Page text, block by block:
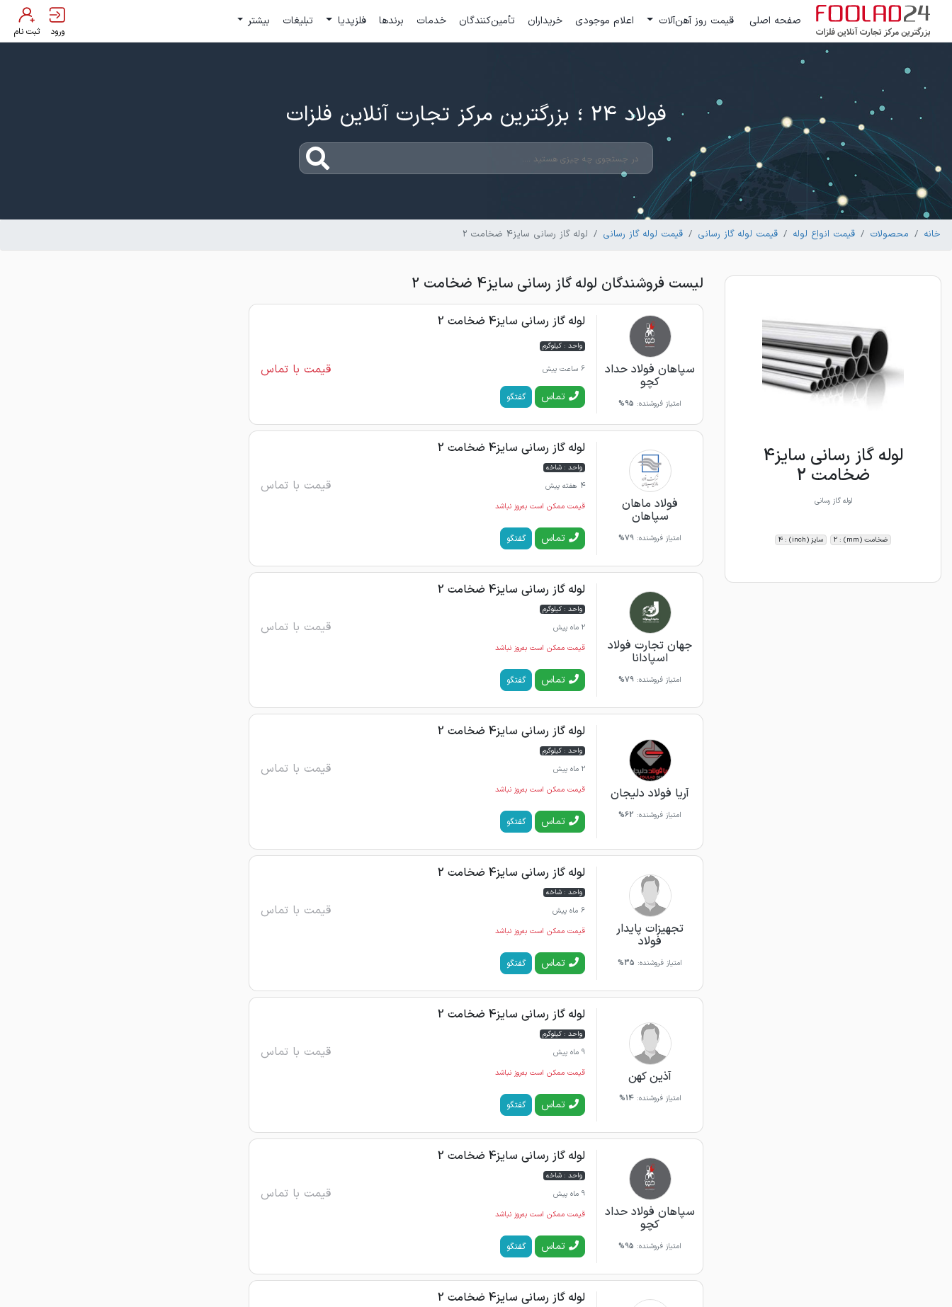
صفحه اصلی قیمت روز آهن‌آلات اعلام موجودی خریداران تأمین‌کنندگان خدمات برندها فلزپدیا تبلیغات بیشتر
ورود ثبت نام
فولاد 24 ؛ بزرگترین مرکز تجارت آنلاین فلزات
خانه محصولات قیمت انواع لوله قیمت لوله گاز رسانی قیمت لوله گاز رسانی لوله گاز رسانی سایز4 ضخامت 2
لوله گاز رسانی سایز4
ضخامت 2
لوله گاز رسانی
ضخامت (mm) : 2 سایز (inch) : 4
لیست فروشندگان لوله گاز رسانی سایز4 ضخامت 2
سپاهان فولاد حداد
کچو
امتیاز فروشنده: 95%
لوله گاز رسانی سایز4 ضخامت 2
واحد : کیلوگرم
6 ساعت پیش قیمت با تماس
تماس گفتگو
فولاد ماهان
سپاهان
امتیاز فروشنده: 79%
لوله گاز رسانی سایز4 ضخامت 2
واحد : شاخه
4 هفته پیش
قیمت با تماس
قیمت ممکن است به‌روز نباشد
تماس گفتگو
جهان تجارت فولاد
اسپادانا
امتیاز فروشنده: 79%
لوله گاز رسانی سایز4 ضخامت 2
واحد : کیلوگرم
2 ماه پیش
قیمت با تماس
قیمت ممکن است به‌روز نباشد
تماس گفتگو
آریا فولاد دلیجان
امتیاز فروشنده: 62%
لوله گاز رسانی سایز4 ضخامت 2
واحد : کیلوگرم
2 ماه پیش
قیمت با تماس
قیمت ممکن است به‌روز نباشد
تماس گفتگو
تجهیزات پایدار
فولاد
امتیاز فروشنده: 35%
لوله گاز رسانی سایز4 ضخامت 2
واحد : شاخه
6 ماه پیش
قیمت با تماس
قیمت ممکن است به‌روز نباشد
تماس گفتگو
آذین کهن
امتیاز فروشنده:14%
لوله گاز رسانی سایز4 ضخامت 2
واحد : کیلوگرم
9 ماه پیش
قیمت با تماس
قیمت ممکن است به‌روز نباشد
تماس گفتگو
سپاهان فولاد حداد
کچو
امتیاز فروشنده: 95%
لوله گاز رسانی سایز4 ضخامت 2
واحد : شاخه
9 ماه پیش
قیمت با تماس
قیمت ممکن است به‌روز نباشد
تماس گفتگو
لوله گاز رسانی سایز4 ضخامت 2